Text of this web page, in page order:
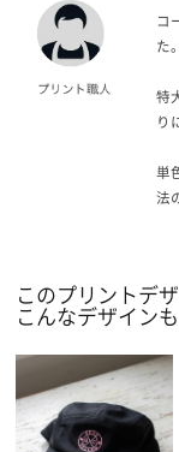
コ
た。
特
り
単
法
い
と
このプリントデ
こんなデザイン